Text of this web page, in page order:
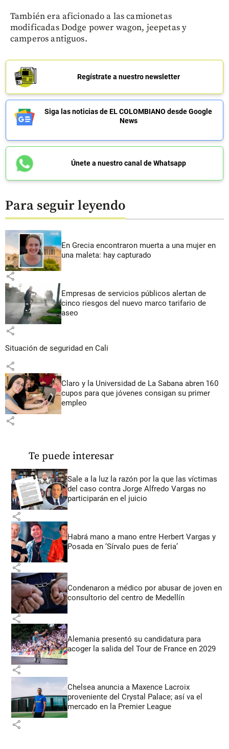
También era aficionado a las camionetas
modificadas Dodge power wagon, jeepetas y
camperos antiguos.
Regístrate a nuestro newsletter
Siga las noticias de EL COLOMBIANO desde Google
News
Únete a nuestro canal de Whatsapp
Para seguir leyendo
En Grecia encontraron muerta a una mujer en
una maleta: hay capturado
share
Empresas de servicios públicos alertan de
cinco riesgos del nuevo marco tarifario de
aseo
share
Situación de seguridad en Cali
share
Claro y la Universidad de La Sabana abren 160
cupos para que jóvenes consigan su primer
empleo
share
Te puede interesar
Sale a la luz la razón por la que las víctimas
del caso contra Jorge Alfredo Vargas no
participarán en el juicio
share
Habrá mano a mano entre Herbert Vargas y
Posada en ‘Sírvalo pues de feria’
share
Condenaron a médico por abusar de joven en
consultorio del centro de Medellín
share
Alemania presentó su candidatura para
acoger la salida del Tour de France en 2029
share
Chelsea anuncia a Maxence Lacroix
proveniente del Crystal Palace; así va el
mercado en la Premier League
share